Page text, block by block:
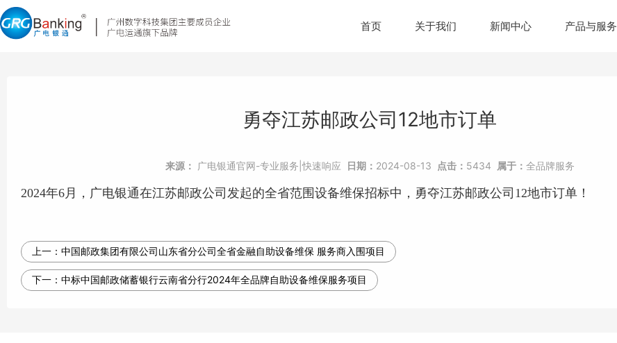
首页 关于我们 新闻中心 产品与服务
勇夺江苏邮政公司12地市订单
来源： 广电银通官网-专业服务|快速响应 日期： 2024-08-13 点击： 5434 属于： 全品牌服务
2024年6月，广电银通在江苏邮政公司发起的全省范围设备维保招标中，勇夺江苏邮政公司12地市订单！
上一： 中国邮政集团有限公司山东省分公司全省金融自助设备维保 服务商入围项目
下一： 中标中国邮政储蓄银行云南省分行2024年全品牌自助设备维保服务项目